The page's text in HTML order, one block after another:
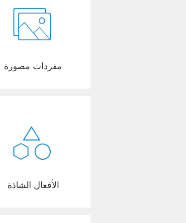
مفردات مصورة
الأفعال الشاذة